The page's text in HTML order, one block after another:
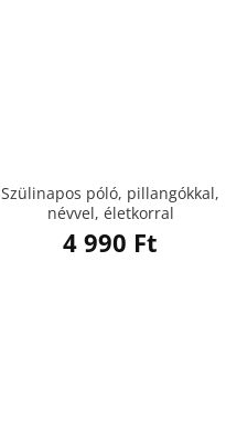
Szülinapos póló, pillangókkal,
névvel, életkorral
4 990 Ft